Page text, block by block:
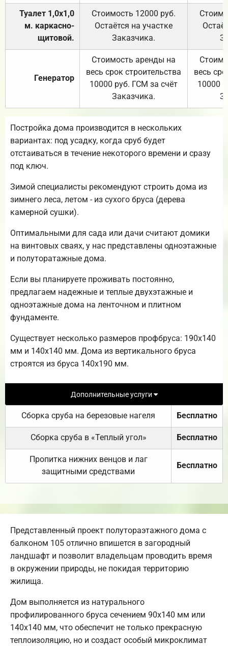
Туалет 1,0х1,0
м. каркасно-
щитовой.
Стоимость 12000 руб.
Остаётся на участке
Заказчика.
Генератор
Стоимость аренды на
весь срок строительства
10000 руб. ГСМ за счёт
Заказчика.
весь
10000
Постройка дома производится в нескольких
вариантах: под усадку, когда сруб будет
отстаиваться в течение некоторого времени и сразу
под ключ.
Зимой специалисты рекомендуют строить дома из
зимнего леса, летом - из сухого бруса (дерева
камерной сушки).
Оптимальными для сада или дачи считают домики
на винтовых сваях, у нас представлены одноэтажные
и полуторатажные дома.
Если вы планируете проживать постоянно,
предлагаем надежные и теплые двухэтажные и
одноэтажные дома на ленточном и плитном
фундаменте.
Существует несколько размеров профбруса: 190х140
мм и 140х140 мм. Дома из вертикального бруса
строятся из бруса 140х190 мм.
Дополнительные услуги
Сборка сруба на березовые нагеля Бесплатно
Сборка сруба в «Теплый угол» Бесплатно
Пропитка нижних венцов и лаг
защитными средствами
Бесплатно
Представленный проект полутораэтажного дома с
балконом 105 отлично впишется в загородный
ландшафт и позволит владельцам проводить время
в окружении природы, не покидая территорию
жилища.
Дом выполняется из натурального
профилированного бруса сечением 90х140 мм или
140х140 мм, что обеспечит не только прекрасную
теплоизоляцию, но и создаст особый микроклимат